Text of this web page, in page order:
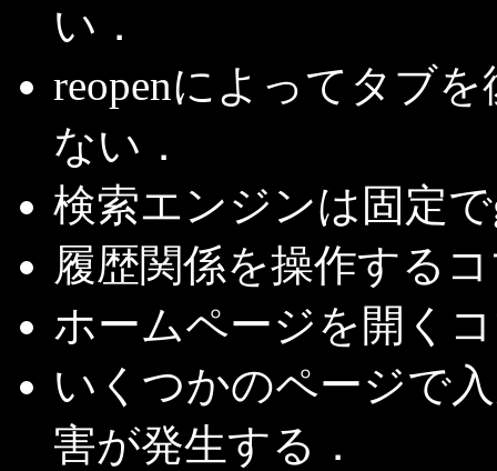
い．
reopenによってタブ
ない．
検索エンジンは固定
履歴関係を操作する
ホームページを開く
いくつかのページで
害が発生する．